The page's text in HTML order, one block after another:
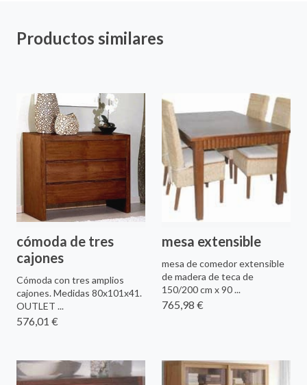
Productos similares
cómoda de tres
cajones
Cómoda con tres amplios
cajones. Medidas 80x101x41.
OUTLET ...
576,01 €
mesa extensible
mesa de comedor extensible
de madera de teca de
150/200 cm x 90 ...
765,98 €